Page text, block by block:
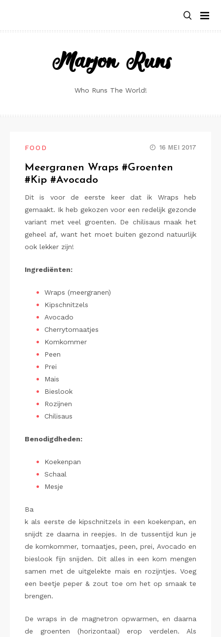
content
Marjon Runs
Who Runs The World!
FOOD 16 MEI 2017
Meergranen Wraps #Groenten
#Kip #Avocado
Dit is voor de eerste keer dat ik Wraps heb
gemaakt. Ik heb gekozen voor een redelijk gezonde
variant met veel groenten. De chilisaus maak het
geheel af, want het moet buiten gezond natuurlijk
ook lekker zijn!
Ingrediënten:
Wraps (meergranen)
Kipschnitzels
Avocado
Cherrytomaatjes
Komkommer
Peen
Prei
Mais
Bieslook
Rozijnen
Chilisaus
Benodigdheden:
Koekenpan
Schaal
Mesje
Ba
k als eerste de kipschnitzels in een koekenpan, en
snijdt ze daarna in reepjes. In de tussentijd kun je
de komkommer, tomaatjes, peen, prei, Avocado en
bieslook fijn snijden. Dit alles in een kom mengen
samen met de uitgelekte mais en rozijntjes. Voeg
een beetje peper & zout toe om het op smaak te
brengen.
De wraps in de magnetron opwarmen, en daarna
de groenten (horizontaal) erop verdelen. Als